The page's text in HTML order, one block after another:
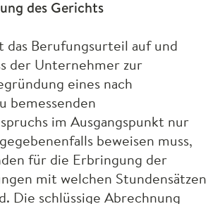
des Gerichts
das Berufungsurteil auf und
der Unternehmer zur
eines nach
bemessenden
im Ausgangspunkt nur
beweisen muss,
für die Erbringung der
mit welchen Stundensätzen
Die schlüssige Abrechnung